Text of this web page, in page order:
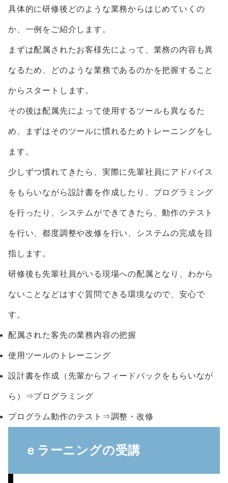
具体的に研修後どのような業務からはじめていくの
か、一例をご紹介します。
まずは配属されたお客様先によって、業務の内容も異
なるため、どのような業務であるのかを把握すること
からスタートします。
その後は配属先によって使用するツールも異なるた
め、まずはそのツールに慣れるためトレーニングをし
ます。
少しずつ慣れてきたら、実際に先輩社員にアドバイス
をもらいながら設計書を作成したり、プログラミング
を行ったり、システムができてきたら、動作のテスト
を行い、都度調整や改修を行い、システムの完成を目
指します。
研修後も先輩社員がいる現場への配属となり、わから
ないことなどはすぐ質問できる環境なので、安心で
す。
配属された客先の業務内容の把握
使用ツールのトレーニング
設計書を作成（先輩からフィードバックをもらいなが
ら）⇒プログラミング
プログラム動作のテスト⇒調整・改修
ｅラーニングの受講